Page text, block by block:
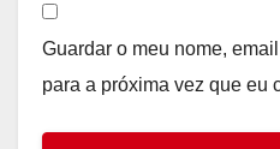
Guardar o meu nome,
para a próxima vez que eu